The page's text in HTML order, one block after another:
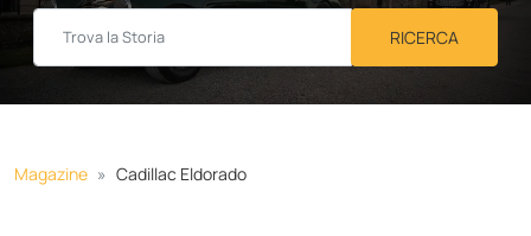
Magazine Cadillac Eldorado